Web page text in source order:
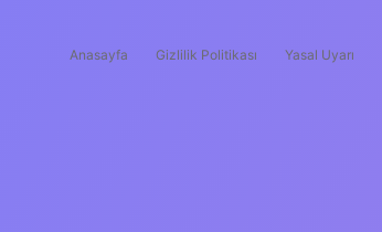
Anasayfa Gizlilik Politikası Yasal Uyarı